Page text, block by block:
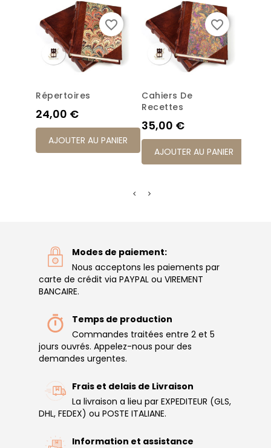
Répertoires
Prix
24,00 €
AJOUTER AU PANIER
favorite_border
Cahiers De
Recettes
Prix
35,00 €
AJOUTER AU PANIER
favorite_border
Modes de paiement:
Nous acceptons les paiements par
carte de crédit via PAYPAL ou VIREMENT
BANCAIRE.
Temps de production
Commandes traitées entre 2 et 5
jours ouvrés. Appelez-nous pour des
demandes urgentes.
Frais et delais de Livraison
La livraison a lieu par EXPEDITEUR (GLS,
DHL, FEDEX) ou POSTE ITALIANE.
Information et assistance